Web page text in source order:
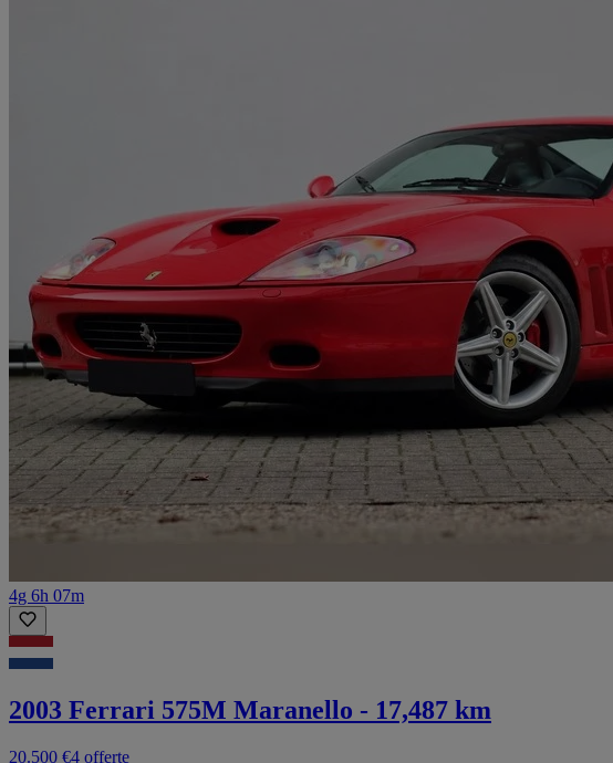
4g 6h 07m
2003 Ferrari 575M Maranello - 17,487 km
20.500 €4 offerte